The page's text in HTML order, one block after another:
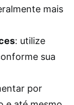
mais
: utilize
sua
por